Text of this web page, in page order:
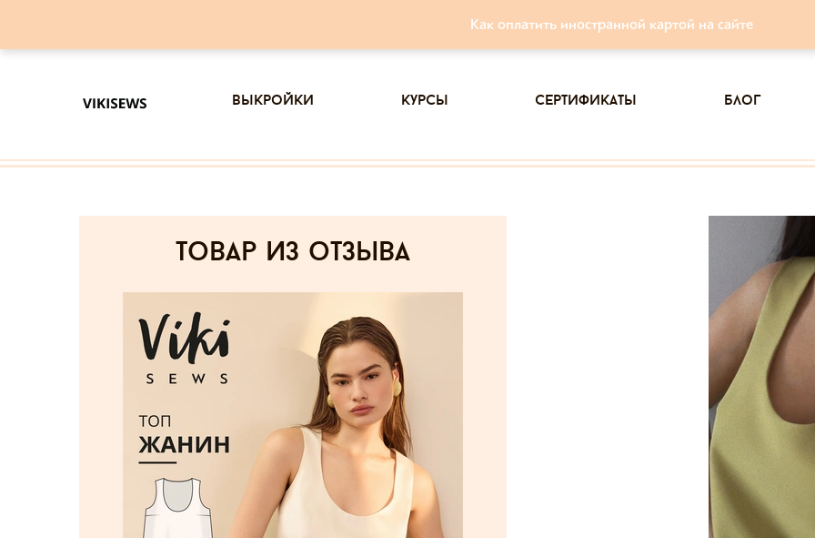
Как оплатить иностранной картой на сайте
выкройки курсы сертификаты блог
товар из отзыва